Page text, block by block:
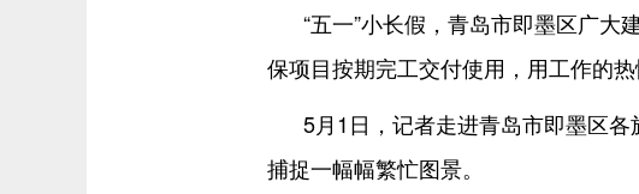
“五一”小长假，青岛市即墨区广
保项目按期完工交付使用，用工作的
5月1日，记者走进青岛市即墨区
捕捉一幅幅繁忙图景。